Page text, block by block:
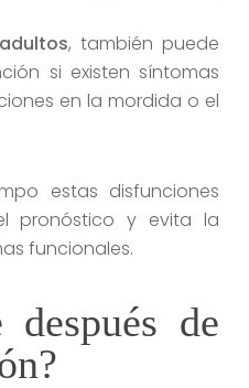
, también puede
si existen síntomas
en la mordida o el
estas disfunciones
pronóstico y evita la
funcionales.
después de